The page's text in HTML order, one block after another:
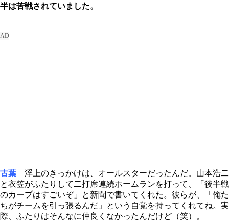
半は苦戦されていました。
古葉 浮上のきっかけは、オールスターだったんだ。山本浩二
と衣笠がふたりして二打席連続ホームランを打って、「後半戦
のカープはすごいぞ」と新聞で書いてくれた。彼らが、「俺た
ちがチームを引っ張るんだ」という自覚を持ってくれてね。実
際、ふたりはそんなに仲良くなかったんだけど（笑）。